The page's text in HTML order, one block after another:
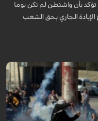
تؤكد بأن واشنطن لم تكن يوما
الجاري بحق الشعب